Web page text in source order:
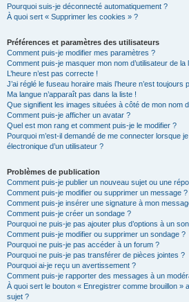
Pourquoi suis-je déconnecté automatiquement ?
À quoi sert « Supprimer les cookies » ?
Préférences et paramètres des utilisateurs
Comment puis-je modifier mes paramètres ?
Comment puis-je masquer mon nom d’utilisateur de
L’heure n’est pas correcte !
J’ai réglé le fuseau horaire mais l’heure n’est toujours
Ma langue n’apparaît pas dans la liste !
Que signifient les images situées à côté de mon nom
Comment puis-je afficher un avatar ?
Quel est mon rang et comment puis-je le modifier ?
Pourquoi m’est-il demandé de me connecter lorsque
électronique d’un utilisateur ?
Problèmes de publication
Comment puis-je publier un nouveau sujet ou une
Comment puis-je modifier ou supprimer un message ?
Comment puis-je insérer une signature à mon
Comment puis-je créer un sondage ?
Pourquoi ne puis-je pas ajouter plus d’options à un
Comment puis-je modifier ou supprimer un sondage ?
Pourquoi ne puis-je pas accéder à un forum ?
Pourquoi ne puis-je pas transférer de pièces jointes ?
Pourquoi ai-je reçu un avertissement ?
Comment puis-je rapporter des messages à un
À quoi sert le bouton « Enregistrer comme brouillon »
sujet ?